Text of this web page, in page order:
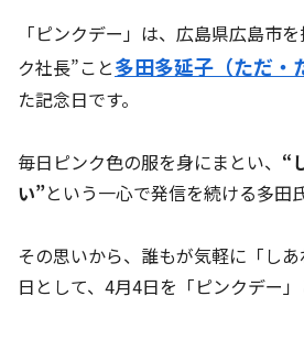
「ピンクデー」は、広島県広島市
ク社長”こと多田多延子（ただ・
た記念日です。
毎日ピンク色の服を身にまとい、 “
い”という一心で発信を続ける多田氏
その思いから、誰もが気軽に「し
日として、4月4日を「ピンクデー」